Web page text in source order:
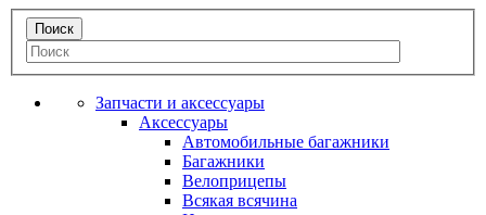
Запчасти и аксессуары
Аксессуары
Автомобильные багажники
Багажники
Велоприцепы
Всякая всячина